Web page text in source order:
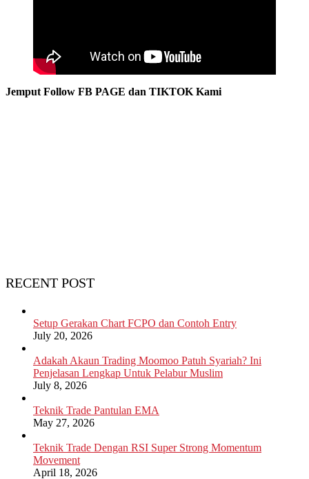
Jemput Follow FB PAGE dan TIKTOK Kami
RECENT POST
Setup Gerakan Chart FCPO dan Contoh Entry
July 20, 2026
Adakah Akaun Trading Moomoo Patuh Syariah? Ini
Penjelasan Lengkap Untuk Pelabur Muslim
July 8, 2026
Teknik Trade Pantulan EMA
May 27, 2026
Teknik Trade Dengan RSI Super Strong Momentum
Movement
April 18, 2026